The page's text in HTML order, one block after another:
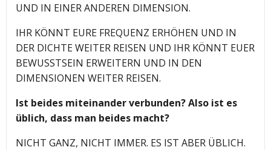
UND IN EINER ANDEREN DIMENSION.
IHR KÖNNT EURE FREQUENZ ERHÖHEN UND IN
DER DICHTE WEITER REISEN UND IHR KÖNNT EUER
BEWUSSTSEIN ERWEITERN UND IN DEN
DIMENSIONEN WEITER REISEN.
Ist beides miteinander verbunden? Also ist es
üblich, dass man beides macht?
NICHT GANZ, NICHT IMMER. ES IST ABER ÜBLICH.